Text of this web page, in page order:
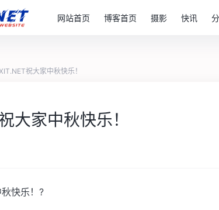
网站首页 博客首页 摄影 快讯
祝大家中秋快乐！
大家中秋快乐！
快乐！?